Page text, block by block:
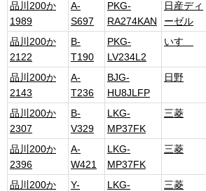
品川200か
1989
A-
S697
PKG-
RA274KAN
日産ディ
ーゼル
品川200か
2122
B-
T190
PKG-
LV234L2
いすゞ
品川200か
2143
A-
T236
BJG-
HU8JLFP
日野
品川200か
2307
B-
V329
LKG-
MP37FK
三菱
品川200か
2396
A-
W421
LKG-
MP37FK
三菱
品川200か
Y-
LKG-
三菱